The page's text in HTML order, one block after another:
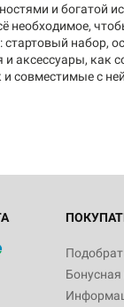
и богатой
необходимое,
набор,
и аксессуары, как
и совместимые с